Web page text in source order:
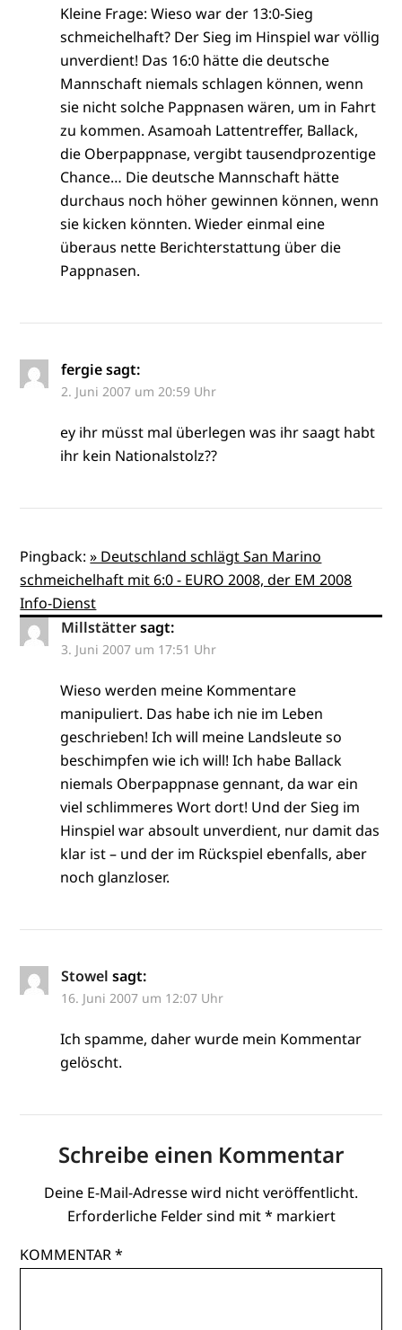
Kleine Frage: Wieso war der 13:0-Sieg
schmeichelhaft? Der Sieg im Hinspiel war völlig
unverdient! Das 16:0 hätte die deutsche
Mannschaft niemals schlagen können, wenn
sie nicht solche Pappnasen wären, um in Fahrt
zu kommen. Asamoah Lattentreffer, Ballack,
die Oberpappnase, vergibt tausendprozentige
Chance… Die deutsche Mannschaft hätte
durchaus noch höher gewinnen können, wenn
sie kicken könnten. Wieder einmal eine
überaus nette Berichterstattung über die
Pappnasen.
fergie sagt:
2. Juni 2007 um 20:59 Uhr
ey ihr müsst mal überlegen was ihr saagt habt
ihr kein Nationalstolz??
Pingback:» Deutschland schlägt San Marino
schmeichelhaft mit 6:0 - EURO 2008, der EM 2008
Info-Dienst
Millstätter sagt:
3. Juni 2007 um 17:51 Uhr
Wieso werden meine Kommentare
manipuliert. Das habe ich nie im Leben
geschrieben! Ich will meine Landsleute so
beschimpfen wie ich will! Ich habe Ballack
niemals Oberpappnase gennant, da war ein
viel schlimmeres Wort dort! Und der Sieg im
Hinspiel war absoult unverdient, nur damit das
klar ist – und der im Rückspiel ebenfalls, aber
noch glanzloser.
Stowel sagt:
16. Juni 2007 um 12:07 Uhr
Ich spamme, daher wurde mein Kommentar
gelöscht.
Schreibe einen Kommentar
Deine E-Mail-Adresse wird nicht veröffentlicht.
Erforderliche Felder sind mit* markiert
KOMMENTAR*